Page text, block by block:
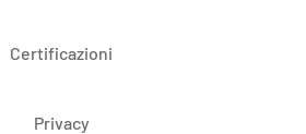
Certificazioni
Privacy